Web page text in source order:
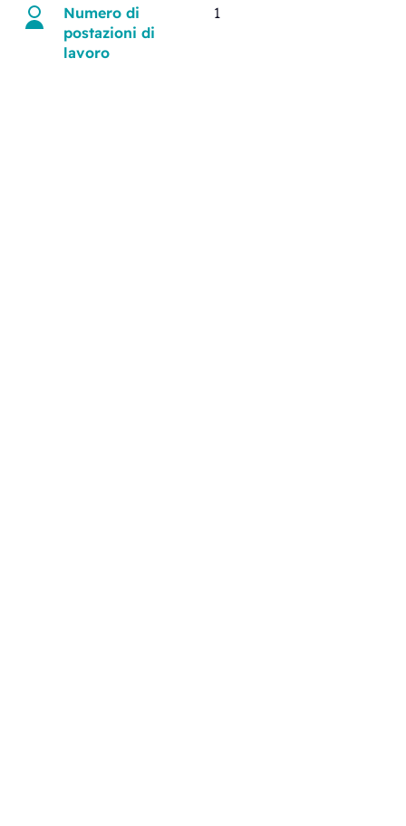
Numero di
postazioni di
lavoro
1